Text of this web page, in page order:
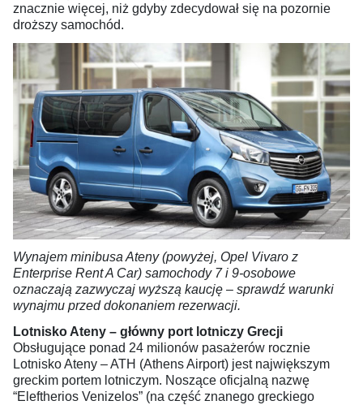
znacznie więcej, niż gdyby zdecydował się na pozornie
droższy samochód.
Wynajem minibusa Ateny (powyżej, Opel Vivaro z
Enterprise Rent A Car) samochody 7 i 9-osobowe
oznaczają zazwyczaj wyższą kaucję – sprawdź warunki
wynajmu przed dokonaniem rezerwacji.
Lotnisko Ateny – główny port lotniczy Grecji
Obsługujące ponad 24 milionów pasażerów rocznie
Lotnisko Ateny – ATH (Athens Airport) jest największym
greckim portem lotniczym. Noszące oficjalną nazwę
“Eleftherios Venizelos” (na część znanego greckiego